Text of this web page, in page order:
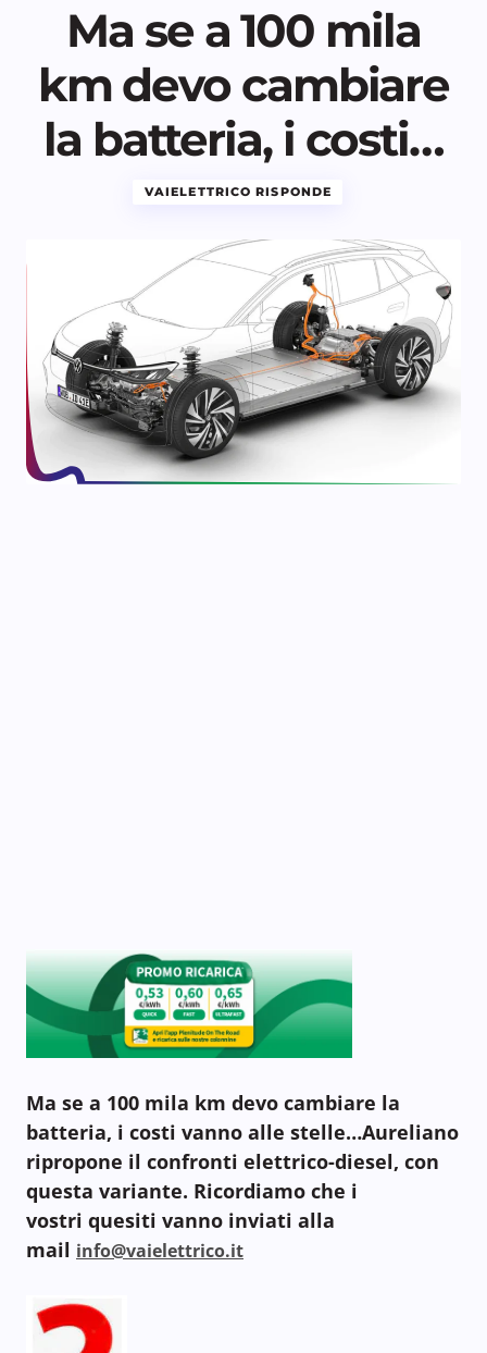
Ma se a 100 mila
km devo cambiare
la batteria, i costi…
VAIELETTRICO RISPONDE
Ma se a 100 mila km devo cambiare la
batteria, i costi vanno alle stelle…Aureliano
ripropone il confronti elettrico-diesel, con
questa variante. Ricordiamo che i
vostri quesiti vanno inviati alla
mail info@vaielettrico.it